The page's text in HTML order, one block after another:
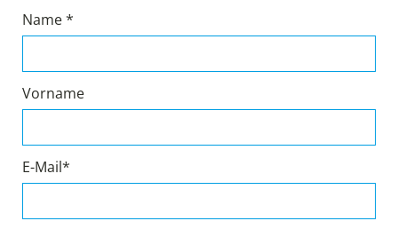
Name *
Vorname
E-Mail*